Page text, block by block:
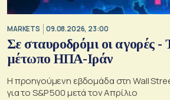
MARKETS 09.08.2026, 23:00
Σε σταυροδρόμι οι αγορές
μέτωπο ΗΠΑ-Ιράν
Η προηγούμενη εβδομάδα στη Wall
για το S&P 500 μετά τον Απρίλιο